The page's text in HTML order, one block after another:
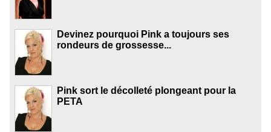
Devinez pourquoi Pink a toujours ses
rondeurs de grossesse...
Pink sort le décolleté plongeant pour la
PETA